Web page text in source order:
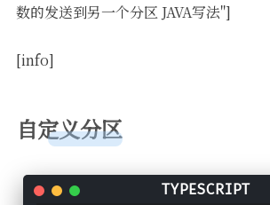
数的发送到另一个分区 JAVA写法"]
[info]
自定义分区